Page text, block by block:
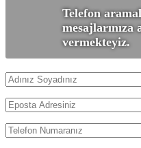
Telefon
mesajlarınıza
vermekteyiz.